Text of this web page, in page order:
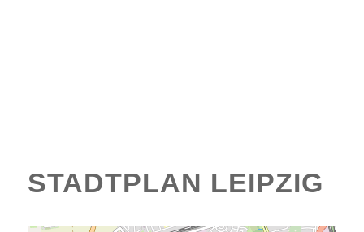
STADTPLAN LEIPZIG